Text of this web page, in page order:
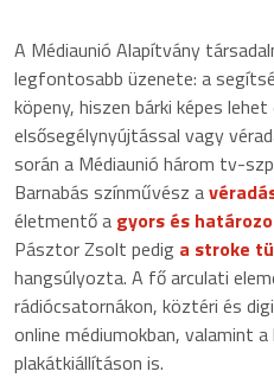
A Médiaunió Alapítvány
legfontosabb üzenete: a
köpeny, hiszen bárki képes
elsősegélynyújtással vagy
során a Médiaunió három tv-
Barnabás színművész a
életmentő a gyors és
Pásztor Zsolt pedig a stroke
hangsúlyozta. A fő arculati
rádiócsatornákon, köztéri és
online médiumokban, valamint
plakátkiállításon is.